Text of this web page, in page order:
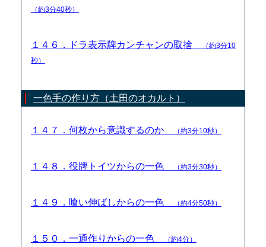
（約3分40秒）
１４６．ドラ表示牌カンチャンの取捨
（約3分10
秒）
一色手の作り方（土田のオカルト）
１４７．何枚から意識するのか （約3分10秒）
１４８．役牌トイツからの一色 （約3分30秒）
１４９．喰い伸ばしからの一色 （約4分50秒）
１５０．一通作りからの一色 （約4分）